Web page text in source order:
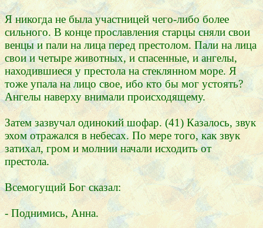
Я никогда не была участницей чего-либо более
сильного. В конце прославления старцы сняли свои
венцы и пали на лица перед престолом. Пали на лица
свои и четыре животных, и спасенные, и ангелы,
находившиеся у престола на стеклянном море. Я
тоже упала на лицо свое, ибо кто бы мог устоять?
Ангелы наверху внимали происходящему.
Затем зазвучал одинокий шофар. (41) Казалось, звук
эхом отражался в небесах. По мере того, как звук
затихал, гром и молнии начали исходить от
престола.
Всемогущий Бог сказал:
- Поднимись, Анна.